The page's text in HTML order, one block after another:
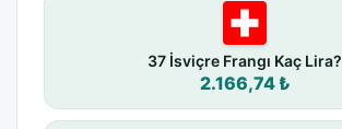
37 İsviçre Frangı Kaç Lira?
2.166,74 ₺